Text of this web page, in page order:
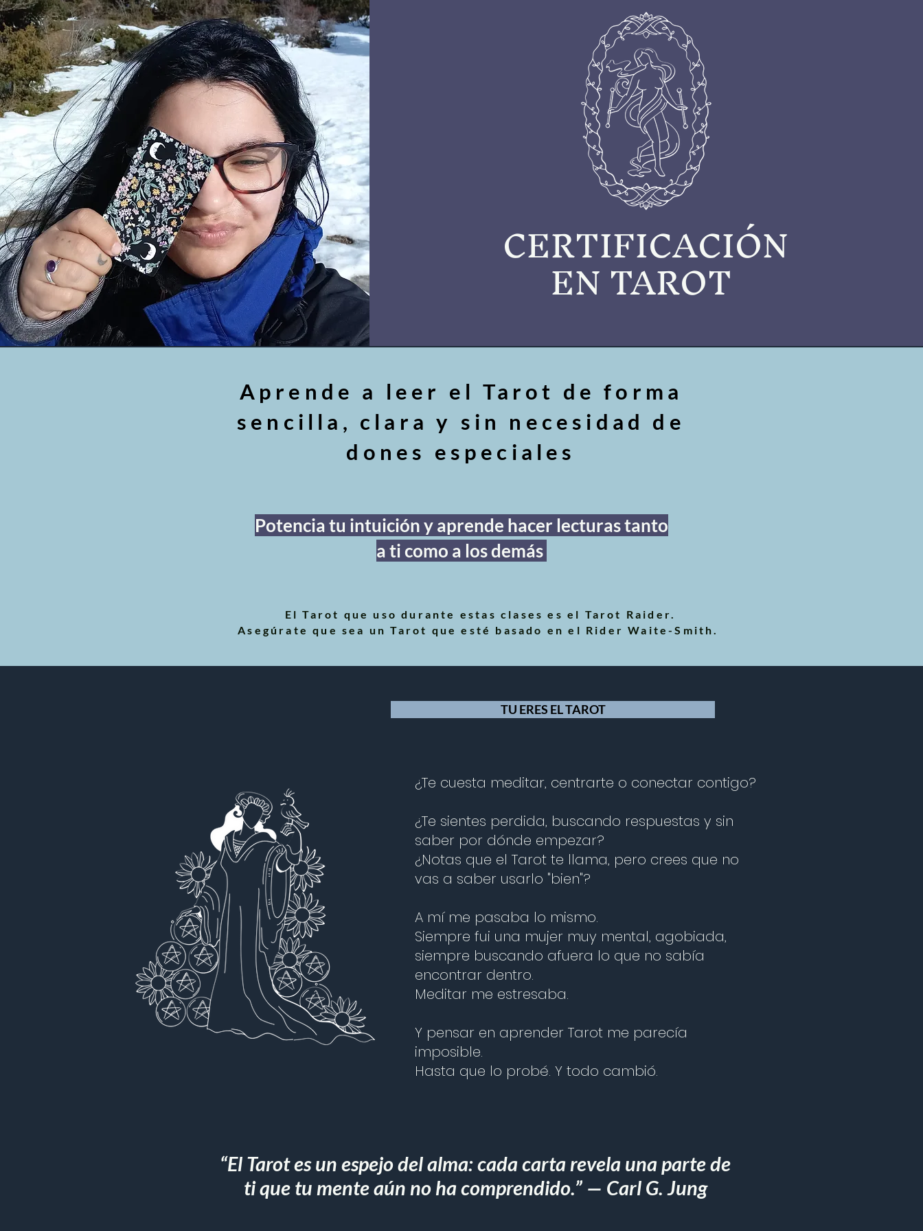
CERTIFICACIÓN
EN TAROT
Aprende a leer el Tarot de forma
sencilla, clara y sin necesidad de
dones especiales
Potencia tu intuición y aprende hacer lecturas tanto
a ti como a los demás
El Tarot que uso durante estas clases es el Tarot Raider.
Asegúrate que sea un Tarot que esté basado en el Rider Waite-Smith.
TU ERES EL TAROT
¿Te cuesta meditar, centrarte o conectar contigo?
¿Te sientes perdida, buscando respuestas y sin
saber por dónde empezar?
¿Notas que el Tarot te llama, pero crees que no
vas a saber usarlo "bien"?
A mí me pasaba lo mismo.
Siempre fui una mujer muy mental, agobiada,
siempre buscando afuera lo que no sabía
encontrar dentro.
Meditar me estresaba.
Y pensar en aprender Tarot me parecía
imposible.
Hasta que lo probé. Y todo cambió.
“El Tarot es un espejo del alma: cada carta revela una parte de
ti que tu mente aún no ha comprendido.” — Carl G. Jung